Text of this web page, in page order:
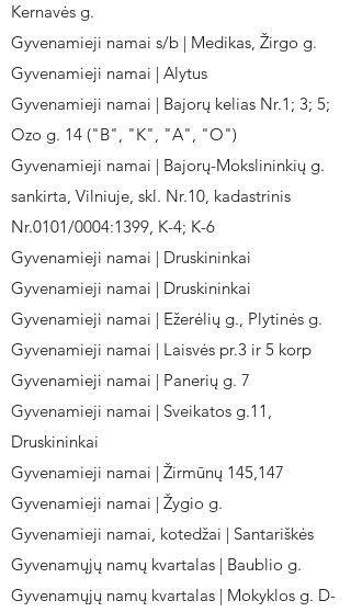
Kernavės g.
Gyvenamieji namai s/b | Medikas, Žirgo g.
Gyvenamieji namai | Alytus
Gyvenamieji namai | Bajorų kelias Nr.1; 3; 5;
Ozo g. 14 ("B", "K", "A", "O")
Gyvenamieji namai | Bajorų-Mokslininkių g.
sankirta, Vilniuje, skl. Nr.10, kadastrinis
Nr.0101/0004:1399, K-4; K-6
Gyvenamieji namai | Druskininkai
Gyvenamieji namai | Druskininkai
Gyvenamieji namai | Ežerėlių g., Plytinės g.
Gyvenamieji namai | Laisvės pr.3 ir 5 korp
Gyvenamieji namai | Panerių g. 7
Gyvenamieji namai | Sveikatos g.11,
Druskininkai
Gyvenamieji namai | Žirmūnų 145,147
Gyvenamieji namai | Žygio g.
Gyvenamieji namai, kotedžai | Santariškės
Gyvenamųjų namų kvartalas | Baublio g.
Gyvenamųjų namų kvartalas | Mokyklos g. D-